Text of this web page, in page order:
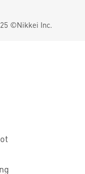
©Nikkei Inc.